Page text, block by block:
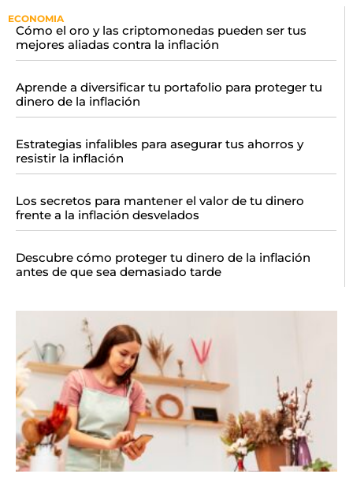
ECONOMIA
Cómo el oro y las criptomonedas pueden ser tus
mejores aliadas contra la inflación
Aprende a diversificar tu portafolio para proteger tu
dinero de la inflación
Estrategias infalibles para asegurar tus ahorros y
resistir la inflación
Los secretos para mantener el valor de tu dinero
frente a la inflación desvelados
Descubre cómo proteger tu dinero de la inflación
antes de que sea demasiado tarde